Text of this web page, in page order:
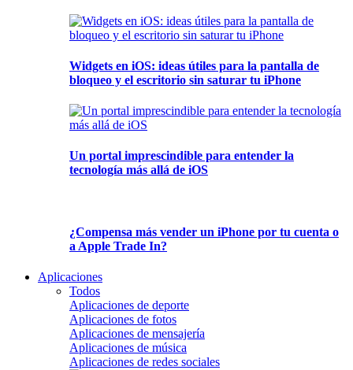
Widgets en iOS: ideas útiles para la pantalla de
bloqueo y el escritorio sin saturar tu iPhone
Un portal imprescindible para entender la
tecnología más allá de iOS
¿Compensa más vender un iPhone por tu cuenta o
a Apple Trade In?
Aplicaciones
Todos
Aplicaciones de deporte
Aplicaciones de fotos
Aplicaciones de mensajería
Aplicaciones de música
Aplicaciones de redes sociales